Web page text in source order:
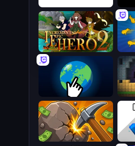
Your Chronicle
Incremental Epic Hero 2
Planet Clicker 2
Mine Clicker